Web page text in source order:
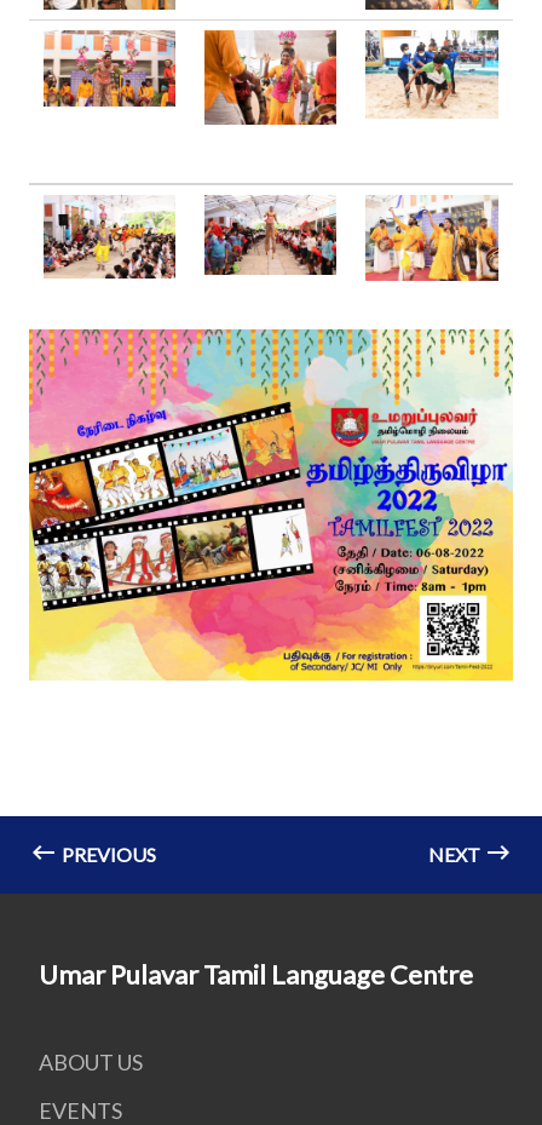
PREVIOUS NEXT
Umar Pulavar Tamil Language Centre
ABOUT US
EVENTS